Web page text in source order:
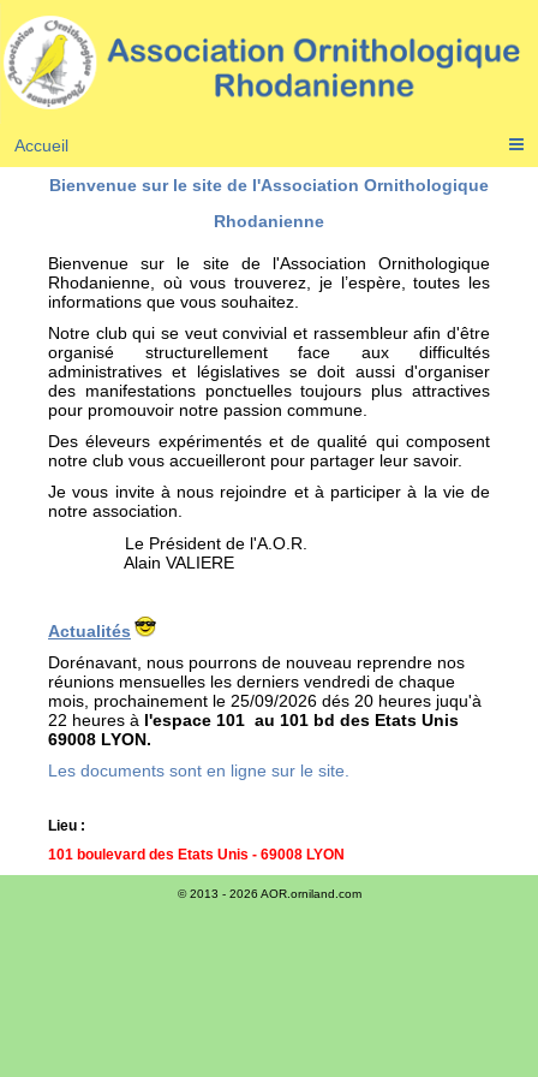
Accueil
Bienvenue sur le site de l'Association Ornithologique
Rhodanienne
Bienvenue sur le site de l'Association Ornithologique
Rhodanienne, où vous trouverez, je l’espère, toutes les
informations que vous souhaitez.
Notre club qui se veut convivial et rassembleur afin d'être
organisé structurellement face aux difficultés
administratives et législatives se doit aussi d'organiser
des manifestations ponctuelles toujours plus attractives
pour promouvoir notre passion commune.
Des éleveurs expérimentés et de qualité qui composent
notre club vous accueilleront pour partager leur savoir.
Je vous invite à nous rejoindre et à participer à la vie de
notre association.
Le Président de l'A.O.R.
Alain VALIERE
Actualités
Dorénavant, nous pourrons de nouveau reprendre nos
réunions mensuelles les derniers vendredi de chaque
mois, prochainement le 25/09/2026 dés 20 heures juqu'à
22 heures à l'espace 101 au 101 bd des Etats Unis
69008 LYON.
Les documents sont en ligne sur le site.
Lieu :
101 boulevard des Etats Unis - 69008 LYON
© 2013 - 2026 AOR.orniland.com